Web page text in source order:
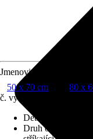
Jmenovitý rozměr v cm
50 x 70 cm
80 x
č. výrobku
Detaily výrobku
Druh ochrany